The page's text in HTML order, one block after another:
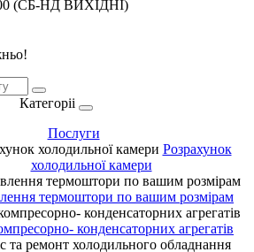
(СБ-НД ВИХІДНІ)
Категоріі
Послуги
Розрахунок
холодильної камери
термоштори по вашим розмірам
конденсаторних агрегатів